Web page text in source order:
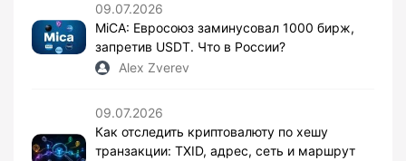
09.07.2026
MiCA: Евросоюз заминусовал 1000 бирж,
запретив USDT. Что в России?
Alex Zverev
09.07.2026
Как отследить криптовалюту по хешу
транзакции: TXID, адрес, сеть и маршрут